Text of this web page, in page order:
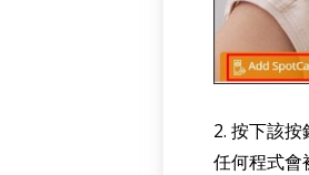
2. 按下該
任何程式會